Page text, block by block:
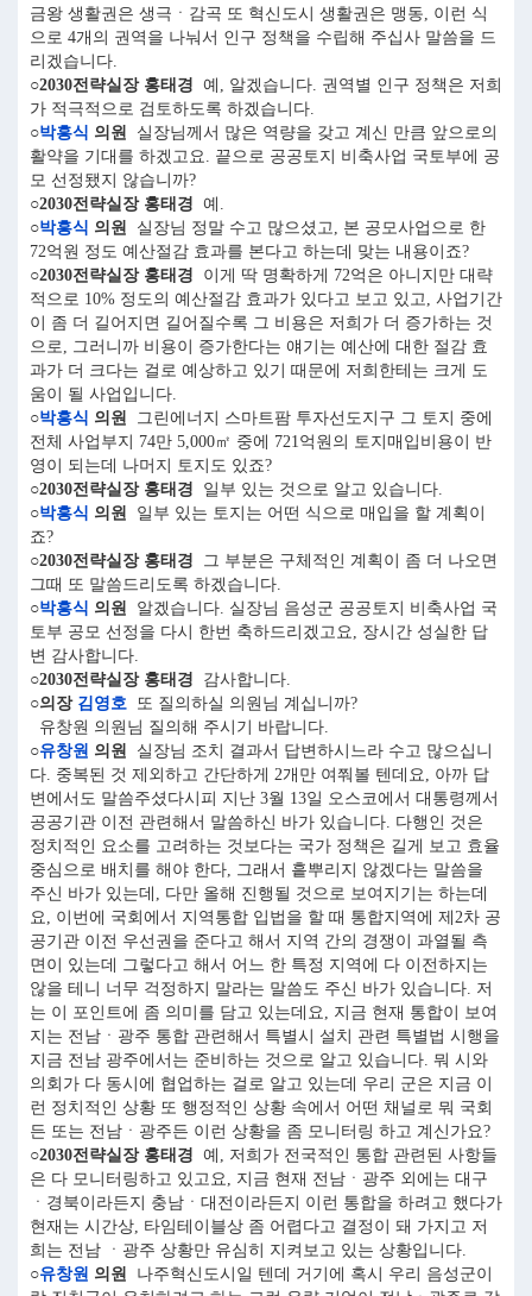
금왕 생활권은 생극ㆍ감곡 또 혁신도시 생활권은 맹동, 이런 식
으로 4개의 권역을 나눠서 인구 정책을 수립해 주십사 말씀을 드
리겠습니다.
○2030전략실장 홍태경 예, 알겠습니다. 권역별 인구 정책은 저희
가 적극적으로 검토하도록 하겠습니다.
○박흥식 의원
실장님께서 많은 역량을 갖고 계신 만큼 앞으로의
활약을 기대를 하겠고요. 끝으로 공공토지 비축사업 국토부에 공
모 선정됐지 않습니까?
○2030전략실장 홍태경 예.
○박흥식 의원
실장님 정말 수고 많으셨고, 본 공모사업으로 한
72억원 정도 예산절감 효과를 본다고 하는데 맞는 내용이죠?
○2030전략실장 홍태경 이게 딱 명확하게 72억은 아니지만 대략
적으로 10% 정도의 예산절감 효과가 있다고 보고 있고, 사업기간
이 좀 더 길어지면 길어질수록 그 비용은 저희가 더 증가하는 것
으로, 그러니까 비용이 증가한다는 얘기는 예산에 대한 절감 효
과가 더 크다는 걸로 예상하고 있기 때문에 저희한테는 크게 도
움이 될 사업입니다.
○박흥식 의원
그린에너지 스마트팜 투자선도지구 그 토지 중에
전체 사업부지 74만 5,000㎡ 중에 721억원의 토지매입비용이 반
영이 되는데 나머지 토지도 있죠?
○2030전략실장 홍태경 일부 있는 것으로 알고 있습니다.
○박흥식 의원
일부 있는 토지는 어떤 식으로 매입을 할 계획이
죠?
○2030전략실장 홍태경 그 부분은 구체적인 계획이 좀 더 나오면
그때 또 말씀드리도록 하겠습니다.
○박흥식 의원
알겠습니다. 실장님 음성군 공공토지 비축사업 국
토부 공모 선정을 다시 한번 축하드리겠고요, 장시간 성실한 답
변 감사합니다.
○2030전략실장 홍태경 감사합니다.
○의장 김영호 또 질의하실 의원님 계십니까?
유창원 의원님 질의해 주시기 바랍니다.
○유창원 의원
실장님 조치 결과서 답변하시느라 수고 많으십니
다. 중복된 것 제외하고 간단하게 2개만 여쭤볼 텐데요, 아까 답
변에서도 말씀주셨다시피 지난 3월 13일 오스코에서 대통령께서
공공기관 이전 관련해서 말씀하신 바가 있습니다. 다행인 것은
정치적인 요소를 고려하는 것보다는 국가 정책은 길게 보고 효율
중심으로 배치를 해야 한다, 그래서 흩뿌리지 않겠다는 말씀을
주신 바가 있는데, 다만 올해 진행될 것으로 보여지기는 하는데
요, 이번에 국회에서 지역통합 입법을 할 때 통합지역에 제2차 공
공기관 이전 우선권을 준다고 해서 지역 간의 경쟁이 과열될 측
면이 있는데 그렇다고 해서 어느 한 특정 지역에 다 이전하지는
않을 테니 너무 걱정하지 말라는 말씀도 주신 바가 있습니다. 저
는 이 포인트에 좀 의미를 담고 있는데요, 지금 현재 통합이 보여
지는 전남ㆍ광주 통합 관련해서 특별시 설치 관련 특별법 시행을
지금 전남 광주에서는 준비하는 것으로 알고 있습니다. 뭐 시와
의회가 다 동시에 협업하는 걸로 알고 있는데 우리 군은 지금 이
런 정치적인 상황 또 행정적인 상황 속에서 어떤 채널로 뭐 국회
든 또는 전남ㆍ광주든 이런 상황을 좀 모니터링 하고 계신가요?
○2030전략실장 홍태경 예, 저희가 전국적인 통합 관련된 사항들
은 다 모니터링하고 있고요, 지금 현재 전남ㆍ광주 외에는 대구
ㆍ경북이라든지 충남ㆍ대전이라든지 이런 통합을 하려고 했다가
현재는 시간상, 타임테이블상 좀 어렵다고 결정이 돼 가지고 저
희는 전남 ㆍ광주 상황만 유심히 지켜보고 있는 상황입니다.
○유창원 의원
나주혁신도시일 텐데 거기에 혹시 우리 음성군이